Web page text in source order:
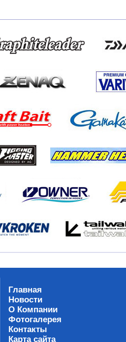
Главная
Новости
О Компании
Фотогалерея
Контакты
Карта сайта